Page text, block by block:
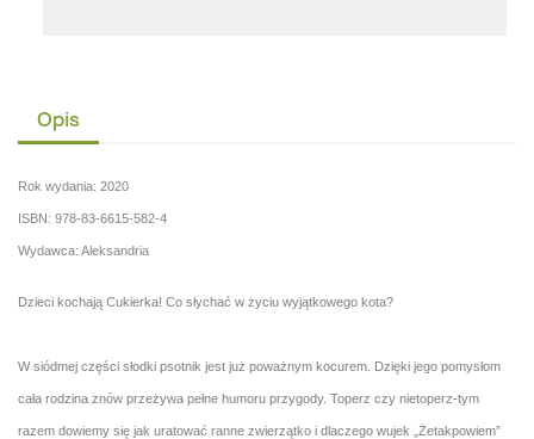
Opis
Rok wydania: 2020
ISBN: 978-83-6615-582-4
Wydawca: Aleksandria
Dzieci kochają Cukierka! Co słychać w życiu wyjątkowego kota?
W siódmej części słodki psotnik jest już poważnym kocurem. Dzięki jego pomysłom
cała rodzina znów przeżywa pełne humoru przygody. Toperz czy nietoperz-tym
razem dowiemy się jak uratować ranne zwierzątko i dlaczego wujek „Żetakpowiem”